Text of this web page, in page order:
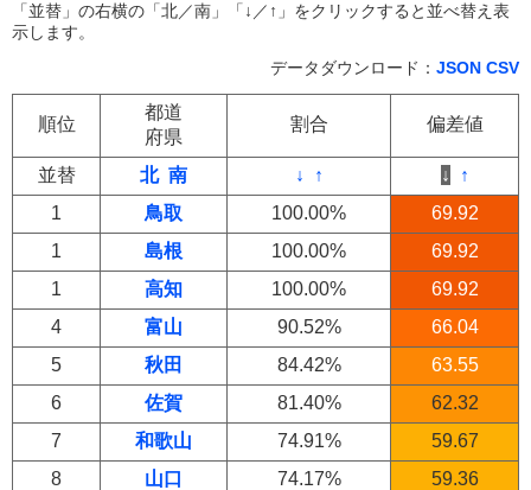
「並替」の右横の「北／南」「↓／↑」をクリックすると並べ替え表
示します。
データダウンロード： JSON CSV
順位
都道
府県
割合 偏差値
並替 北 南 ↓ ↑ ↓
↑
1
鳥取 100.00%
69.92
1
島根 100.00%
69.92
1
高知 100.00%
69.92
4
富山 90.52%
66.04
5
秋田 84.42%
63.55
6
佐賀 81.40%
62.32
7
和歌山 74.91%
59.67
8
山口 74.17%
59.36